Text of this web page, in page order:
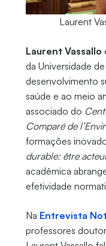
Laurent
Laurent Vassallo
da Universidade
desenvolvimento
saúde e ao meio
associado do
Comparé de
formações
durable: être
acadêmica
efetividade
Na Entrevista
professores